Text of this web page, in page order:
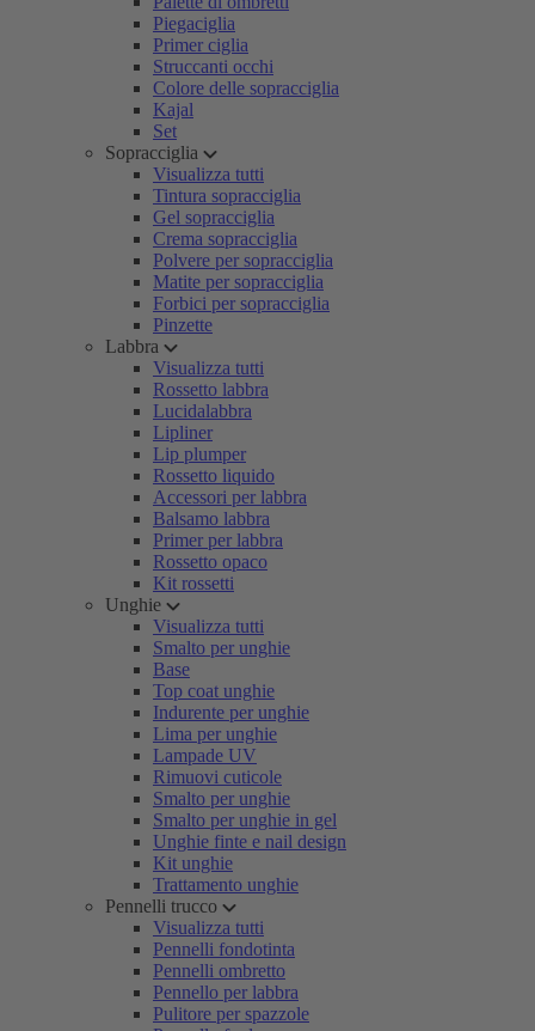
Piegaciglia
Primer ciglia
Struccanti occhi
Colore delle sopracciglia
Kajal
Set
Sopracciglia
Visualizza tutti
Tintura sopracciglia
Gel sopracciglia
Crema sopracciglia
Polvere per sopracciglia
Matite per sopracciglia
Forbici per sopracciglia
Pinzette
Labbra
Visualizza tutti
Rossetto labbra
Lucidalabbra
Lipliner
Lip plumper
Rossetto liquido
Accessori per labbra
Balsamo labbra
Primer per labbra
Rossetto opaco
Kit rossetti
Unghie
Visualizza tutti
Smalto per unghie
Base
Top coat unghie
Indurente per unghie
Lima per unghie
Lampade UV
Rimuovi cuticole
Smalto per unghie
Smalto per unghie in gel
Unghie finte e nail design
Kit unghie
Trattamento unghie
Pennelli trucco
Visualizza tutti
Pennelli fondotinta
Pennelli ombretto
Pennello per labbra
Pulitore per spazzole